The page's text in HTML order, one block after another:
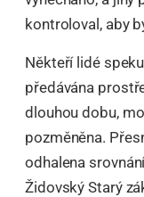
kontroloval, aby
Někteří lidé
předávána
dlouhou dobu,
pozměněna.
odhalena
Židovský Starý